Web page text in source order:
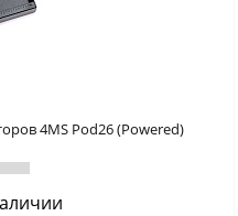
4MS Pod26 (Powered)